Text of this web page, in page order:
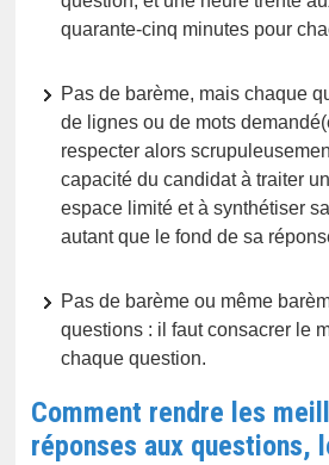
quarante-cinq minutes pour
Pas de barème, mais chaque
de lignes ou de mots
respecter alors
capacité du candidat à traiter
espace limité et à synthétiser
autant que le fond de sa
Pas de barème ou même
questions : il faut consacrer le
chaque question.
Comment rendre les
réponses aux questions,